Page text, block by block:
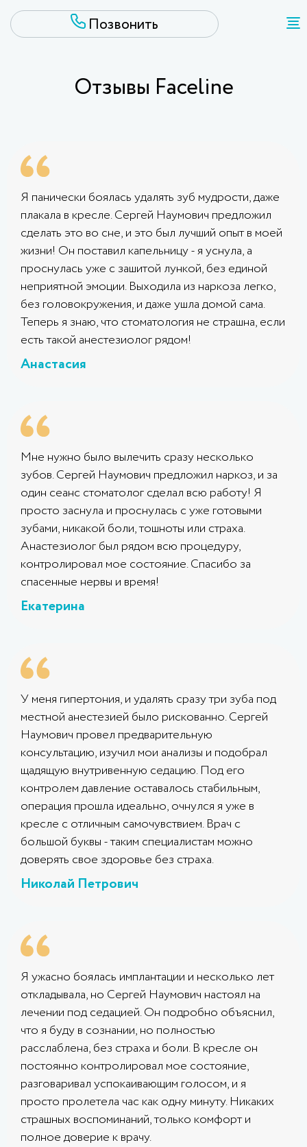
Отзывы Faceline
Я панически боялась удалять зуб мудрости, даже
плакала в кресле. Сергей Наумович предложил
сделать это во сне, и это был лучший опыт в моей
жизни! Он поставил капельницу - я уснула, а
проснулась уже с зашитой лункой, без единой
неприятной эмоции. Выходила из наркоза легко,
без головокружения, и даже ушла домой сама.
Теперь я знаю, что стоматология не страшна, если
есть такой анестезиолог рядом!
Анастасия
Мне нужно было вылечить сразу несколько
зубов. Сергей Наумович предложил наркоз, и за
один сеанс стоматолог сделал всю работу! Я
просто заснула и проснулась с уже готовыми
зубами, никакой боли, тошноты или страха.
Анастезиолог был рядом всю процедуру,
контролировал мое состояние. Спасибо за
спасенные нервы и время!
Екатерина
У меня гипертония, и удалять сразу три зуба под
местной анестезией было рискованно. Сергей
Наумович провел предварительную
консультацию, изучил мои анализы и подобрал
щадящую внутривенную седацию. Под его
контролем давление оставалось стабильным,
операция прошла идеально, очнулся я уже в
кресле с отличным самочувствием. Врач с
большой буквы - таким специалистам можно
доверять свое здоровье без страха.
Николай Петрович
Я ужасно боялась имплантации и несколько лет
откладывала, но Сергей Наумович настоял на
лечении под седацией. Он подробно объяснил,
что я буду в сознании, но полностью
расслаблена, без страха и боли. В кресле он
постоянно контролировал мое состояние,
разговаривал успокаивающим голосом, и я
просто пролетела час как одну минуту. Никаких
страшных воспоминаний, только комфорт и
полное доверие к врачу.